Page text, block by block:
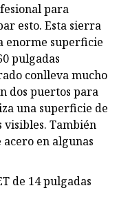
para
esto. Esta sierra
enorme superficie
​​pulgadas
conlleva mucho
dos puertos para
una superficie de
visibles. También
en algunas
de 14 pulgadas